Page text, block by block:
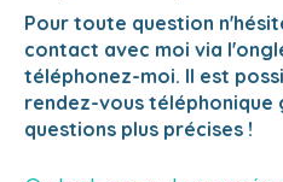
Pour toute question
contact avec moi via
téléphonez-moi. Il est
rendez-vous
questions plus précises !